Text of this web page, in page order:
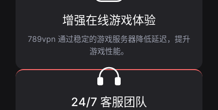
增强在线游戏体验
789vpn 通过稳定的游戏服务器降低延迟，提升
游戏性能。
24/7 客服团队